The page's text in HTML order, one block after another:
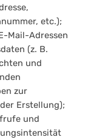
etc.);
Mail-Adressen
(z. B.
und
zur
Erstellung);
und